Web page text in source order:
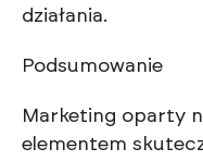
działania.
Podsumowanie
Marketing oparty
elementem